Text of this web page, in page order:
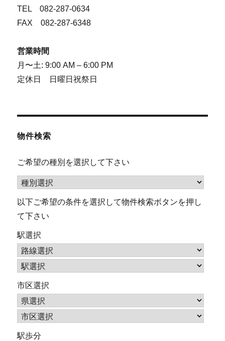
TEL 082-287-0634
FAX 082-287-6348
営業時間
月〜土: 9:00 AM – 6:00 PM
定休日 日曜日祝祭日
物件検索
ご希望の種別を選択して下さい
以下ご希望の条件を選択して物件検索ボタンを押し
て下さい
駅選択
市区選択
駅歩分